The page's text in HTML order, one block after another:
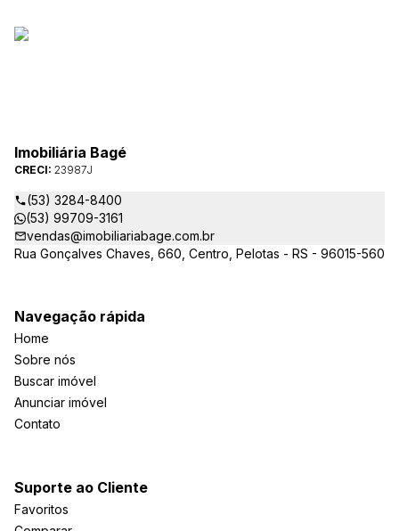
Imobiliária Bagé
CRECI: 23987J
(53) 3284-8400
(53) 99709-3161
vendas@imobiliariabage.com.br
Rua Gonçalves Chaves, 660, Centro, Pelotas - RS - 96015-560
Navegação rápida
Home
Sobre nós
Buscar imóvel
Anunciar imóvel
Contato
Suporte ao Cliente
Favoritos